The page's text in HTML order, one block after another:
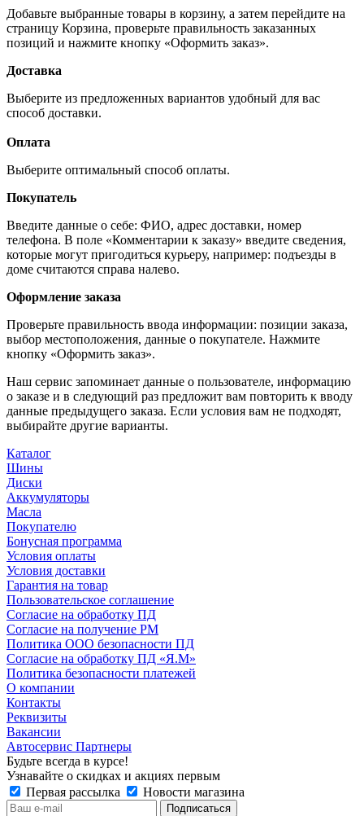
Добавьте выбранные товары в корзину, а затем перейдите на
страницу Корзина, проверьте правильность заказанных
позиций и нажмите кнопку «Оформить заказ».
Доставка
Выберите из предложенных вариантов удобный для вас
способ доставки.
Оплата
Выберите оптимальный способ оплаты.
Покупатель
Введите данные о себе: ФИО, адрес доставки, номер
телефона. В поле «Комментарии к заказу» введите сведения,
которые могут пригодиться курьеру, например: подъезды в
доме считаются справа налево.
Оформление заказа
Проверьте правильность ввода информации: позиции заказа,
выбор местоположения, данные о покупателе. Нажмите
кнопку «Оформить заказ».
Наш сервис запоминает данные о пользователе, информацию
о заказе и в следующий раз предложит вам повторить к вводу
данные предыдущего заказа. Если условия вам не подходят,
выбирайте другие варианты.
Каталог
Шины
Диски
Аккумуляторы
Масла
Покупателю
Бонусная программа
Условия оплаты
Условия доставки
Гарантия на товар
Пользовательское соглашение
Согласие на обработку ПД
Согласие на получение РМ
Политика ООО безопасности ПД
Согласие на обработку ПД «Я.М»
Политика безопасности платежей
О компании
Контакты
Реквизиты
Вакансии
Автосервис Партнеры
Будьте всегда в курсе!
Узнавайте о скидках и акциях первым
Первая рассылка
Новости магазина